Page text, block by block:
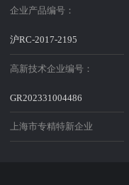
企业产品编号：
沪RC-2017-2195
高新技术企业编号：
GR202331004486
上海市专精特新企业